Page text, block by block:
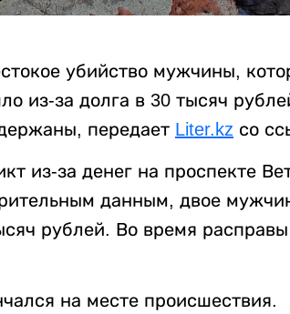
убийство мужчины,
из-за долга в 30 тысяч
передает Liter.kz со
из-за денег на проспекте
данным, двое
рублей. Во время
на месте происшествия.